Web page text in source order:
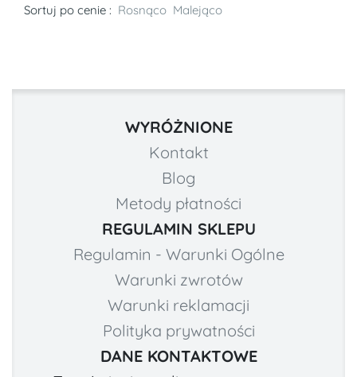
Sortuj po cenie : Rosnąco Malejąco
WYRÓŻNIONE
Kontakt
Blog
Metody płatności
REGULAMIN SKLEPU
Regulamin - Warunki Ogólne
Warunki zwrotów
Warunki reklamacji
Polityka prywatności
DANE KONTAKTOWE